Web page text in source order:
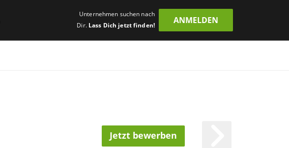
Unternehmen suchen nach
Dir. Lass Dich jetzt finden!
ANMELDEN
Jetzt bewerben